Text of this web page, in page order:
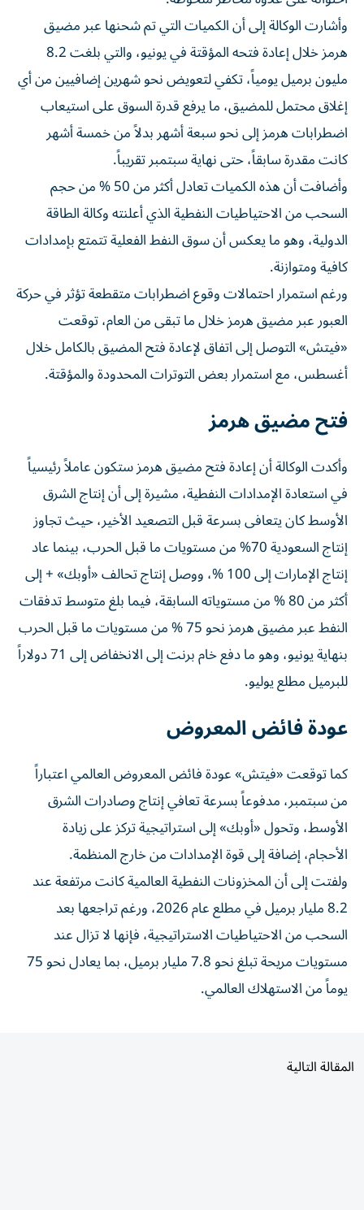
وأشارت الوكالة إلى أن الكميات التي تم شحنها عبر مضيق
هرمز خلال إعادة فتحه المؤقتة في يونيو، والتي بلغت 8.2
مليون برميل يومياً، تكفي لتعويض نحو شهرين إضافيين من أي
إغلاق محتمل للمضيق، ما يرفع قدرة السوق على استيعاب
اضطرابات هرمز إلى نحو سبعة أشهر بدلاً من خمسة أشهر
كانت مقدرة سابقاً، حتى نهاية سبتمبر تقريباً.
وأضافت أن هذه الكميات تعادل أكثر من 50 % من حجم
السحب من الاحتياطيات النفطية الذي أعلنته وكالة الطاقة
الدولية، وهو ما يعكس أن سوق النفط الفعلية تتمتع بإمدادات
كافية ومتوازنة.
ورغم استمرار احتمالات وقوع اضطرابات متقطعة تؤثر في حركة
العبور عبر مضيق هرمز خلال ما تبقى من العام، توقعت
«فيتش» التوصل إلى اتفاق لإعادة فتح المضيق بالكامل خلال
أغسطس، مع استمرار بعض التوترات المحدودة والمؤقتة.
فتح مضيق هرمز
وأكدت الوكالة أن إعادة فتح مضيق هرمز ستكون عاملاً رئيسياً
في استعادة الإمدادات النفطية، مشيرة إلى أن إنتاج الشرق
الأوسط كان يتعافى بسرعة قبل التصعيد الأخير، حيث تجاوز
إنتاج السعودية 70% من مستويات ما قبل الحرب، بينما عاد
إنتاج الإمارات إلى 100 %، ووصل إنتاج تحالف «أوبك» + إلى
أكثر من 80 % من مستوياته السابقة، فيما بلغ متوسط تدفقات
النفط عبر مضيق هرمز نحو 75 % من مستويات ما قبل الحرب
بنهاية يونيو، وهو ما دفع خام برنت إلى الانخفاض إلى 71 دولاراً
للبرميل مطلع يوليو.
عودة فائض المعروض
كما توقعت «فيتش» عودة فائض المعروض العالمي اعتباراً
من سبتمبر، مدفوعاً بسرعة تعافي إنتاج وصادرات الشرق
الأوسط، وتحول «أوبك» إلى استراتيجية تركز على زيادة
الأحجام، إضافة إلى قوة الإمدادات من خارج المنظمة.
ولفتت إلى أن المخزونات النفطية العالمية كانت مرتفعة عند
8.2 مليار برميل في مطلع عام 2026، ورغم تراجعها بعد
السحب من الاحتياطيات الاستراتيجية، فإنها لا تزال عند
مستويات مريحة تبلغ نحو 7.8 مليار برميل، بما يعادل نحو 75
يوماً من الاستهلاك العالمي.
المقالة التالية